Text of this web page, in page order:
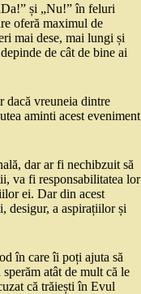
și „Nu!” în feluri
oferă maximul de
mai dese, mai lungi și
de cât de bine ai
dacă vreuneia dintre
aminti acest eveniment
dar ar fi nechibzuit să
va fi responsabilitatea lor
ei. Dar din acest
desigur, a aspirațiilor și
în care îi poți ajuta să
atât de mult că le
că trăiești în Evul